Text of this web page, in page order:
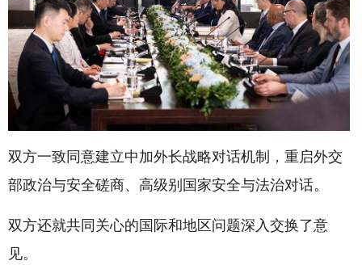
双方一致同意建立中加外长战略对话机制，重启外交
部政治与安全磋商、高级别国家安全与法治对话。
双方还就共同关心的国际和地区问题深入交换了意
见。